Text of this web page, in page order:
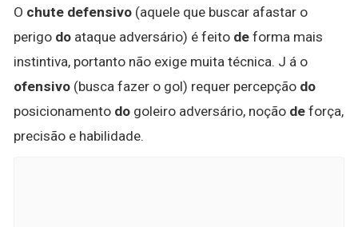
O chute defensivo (aquele que buscar afastar o
perigo do ataque adversário) é feito de forma mais
instintiva, portanto não exige muita técnica. J á o
ofensivo (busca fazer o gol) requer percepção do
posicionamento do goleiro adversário, noção de força,
precisão e habilidade.